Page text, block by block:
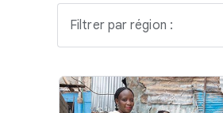
Filtrer par région :